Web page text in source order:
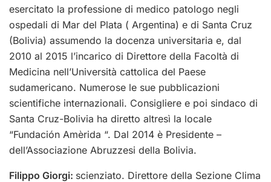
esercitato la professione di medico patologo negli
ospedali di Mar del Plata ( Argentina) e di Santa Cruz
(Bolivia) assumendo la docenza universitaria e, dal
2010 al 2015 l’incarico di Direttore della Facoltà di
Medicina nell’Università cattolica del Paese
sudamericano. Numerose le sue pubblicazioni
scientifiche internazionali. Consigliere e poi sindaco di
Santa Cruz-Bolivia ha diretto altresì la locale
“Fundación Amèrida “. Dal 2014 è Presidente –
dell’Associazione Abruzzesi della Bolivia.
Filippo Giorgi: scienziato. Direttore della Sezione Clima